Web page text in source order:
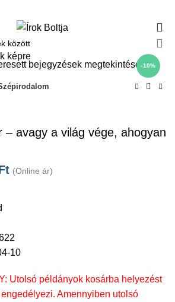
-10%
– avagy a világ vége, ahogyan
(Online ár)
10
Utolsó példányok kosárba helyezést
Amennyiben utolsó
bejegyzések megtekintéséhez.